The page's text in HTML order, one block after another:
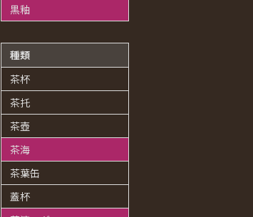
黒釉
種類
茶杯
茶托
茶壺
茶海
茶葉缶
蓋杯